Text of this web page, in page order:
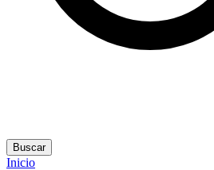
Buscar
Inicio